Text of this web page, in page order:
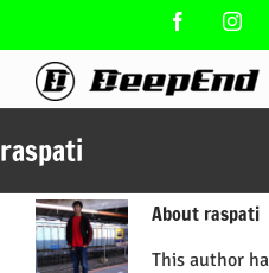
content
Facebook
raspati
About raspati
This author